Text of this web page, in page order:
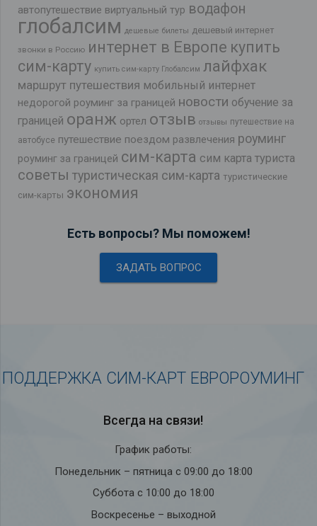
автопутешествие виртуальный тур водафон
глобалсим дешевые билеты дешевый интернет
звонки в Россию интернет в Европе купить
сим-карту купить сим-карту Глобалсим лайфхак
маршрут путешествия мобильный интернет
недорогой роуминг за границей новости обучение за
границей оранж ортел отзыв отзывы путешествие на
автобусе путешествие поездом развлечения роуминг
роуминг за границей сим-карта сим карта туриста
советы туристическая сим-карта туристические
сим-карты экономия
Есть вопросы? Мы поможем!
ЗАДАТЬ ВОПРОС
ПОДДЕРЖКА СИМ-КАРТ ЕВРОРОУМИНГ
Всегда на связи!
График работы:
Понедельник – пятница с 09:00 до 18:00
Суббота с 10:00 до 18:00
Воскресенье – выходной